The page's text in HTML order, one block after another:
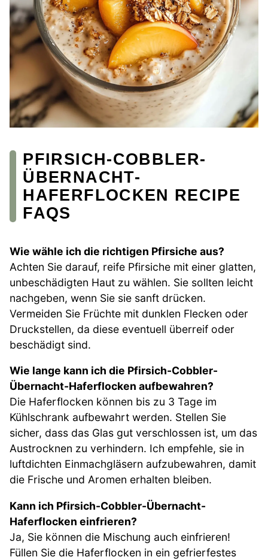
PFIRSICH-COBBLER-
ÜBERNACHT-
HAFERFLOCKEN RECIPE
FAQS
Wie wähle ich die richtigen Pfirsiche aus?
Achten Sie darauf, reife Pfirsiche mit einer glatten,
unbeschädigten Haut zu wählen. Sie sollten leicht
nachgeben, wenn Sie sie sanft drücken.
Vermeiden Sie Früchte mit dunklen Flecken oder
Druckstellen, da diese eventuell überreif oder
beschädigt sind.
Wie lange kann ich die Pfirsich-Cobbler-
Übernacht-Haferflocken aufbewahren?
Die Haferflocken können bis zu 3 Tage im
Kühlschrank aufbewahrt werden. Stellen Sie
sicher, dass das Glas gut verschlossen ist, um das
Austrocknen zu verhindern. Ich empfehle, sie in
luftdichten Einmachgläsern aufzubewahren, damit
die Frische und Aromen erhalten bleiben.
Kann ich Pfirsich-Cobbler-Übernacht-
Haferflocken einfrieren?
Ja, Sie können die Mischung auch einfrieren!
Füllen Sie die Haferflocken in ein gefrierfestes